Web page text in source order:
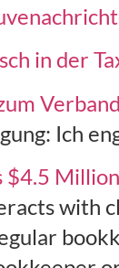
in der
Ich
$4.5
with